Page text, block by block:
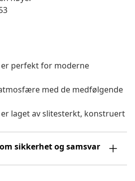
er perfekt for moderne
med de medfølgende
er laget av slitesterkt, konstruert
sikkerhet og samsvar